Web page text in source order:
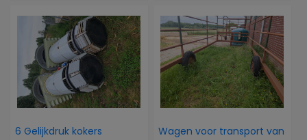
6 Gelijkdruk kokers
Wagen voor transport van